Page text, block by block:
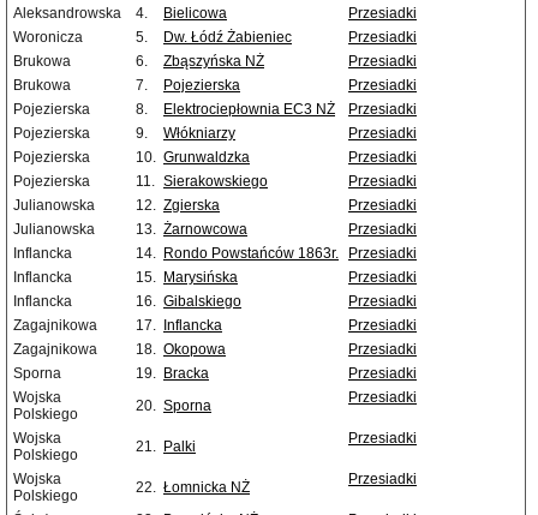
Aleksandrowska
4. Bielicowa
Przesiadki
Woronicza
5. Dw. Łódź Żabieniec
Przesiadki
Brukowa
6. Zbąszyńska NŻ
Przesiadki
Brukowa
7. Pojezierska
Przesiadki
Pojezierska
8. Elektrociepłownia EC3 NŻ
Przesiadki
Pojezierska
9. Włókniarzy
Przesiadki
Pojezierska
10. Grunwaldzka
Przesiadki
Pojezierska
11. Sierakowskiego
Przesiadki
Julianowska
12. Zgierska
Przesiadki
Julianowska
13. Żarnowcowa
Przesiadki
Inflancka
14. Rondo Powstańców 1863r.
Przesiadki
Inflancka
15. Marysińska
Przesiadki
Inflancka
16. Gibalskiego
Przesiadki
Zagajnikowa
17. Inflancka
Przesiadki
Zagajnikowa
18. Okopowa
Przesiadki
Sporna
19. Bracka
Przesiadki
Wojska
Polskiego
20. Sporna Przesiadki
Wojska
Polskiego
21. Palki Przesiadki
Wojska
Polskiego
22. Łomnicka NŻ Przesiadki